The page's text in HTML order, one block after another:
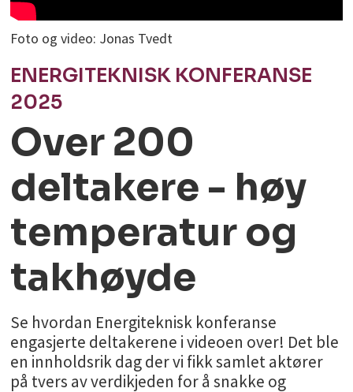
Foto og video: Jonas Tvedt
ENERGITEKNISK KONFERANSE
2025
Over 200
deltakere - høy
temperatur og
takhøyde
Se hvordan Energiteknisk konferanse
engasjerte deltakerene i videoen over! Det ble
en innholdsrik dag der vi fikk samlet aktører
på tvers av verdikjeden for å snakke og